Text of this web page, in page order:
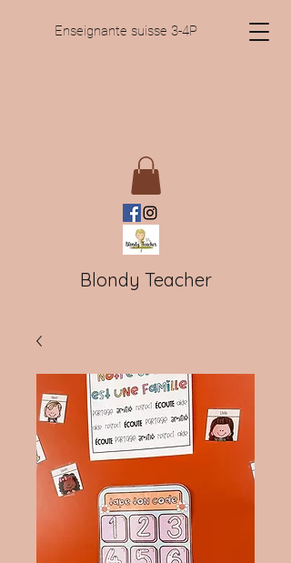
Enseignante suisse 3-4P
Blondy Teacher